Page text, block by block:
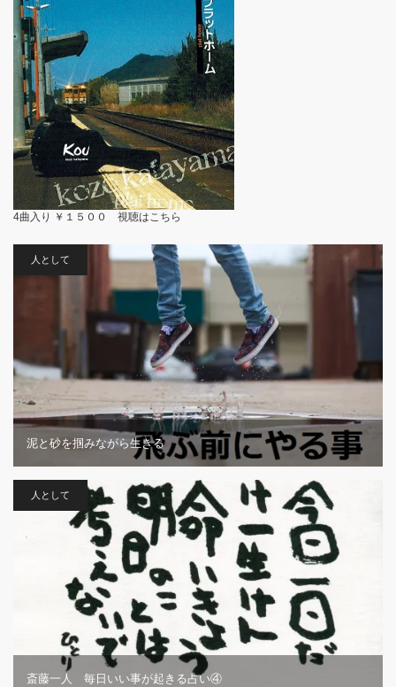
4曲入り ￥１５００ 視聴はこちら
人として
泥と砂を掴みながら生きる
人として
斎藤一人 毎日いい事が起きる占い④